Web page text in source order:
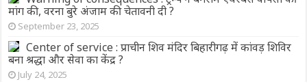
मांग की, वरना बुरे अंजाम की चेतावनी दी ?
September 23, 2025
Center of service : प्राचीन शिव मंदिर बिहारीगढ़ में कांवड़ शिविर
बना श्रद्धा और सेवा का केंद्र ?
July 24, 2025